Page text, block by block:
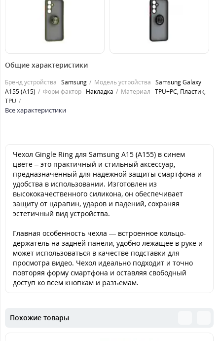
269 грн.
Общие характеристики
Бренд устройства Samsung Модель устройства Samsung Galaxy
A155 (A15)
Форм фактор Накладка Материал TPU+PC, Пластик,
TPU
Все характеристики
Чехол Gingle Ring для Samsung A15 (A155) в синем
цвете – это практичный и стильный аксессуар,
предназначенный для надежной защиты смартфона и
удобства в использовании. Изготовлен из
высококачественного силикона, он обеспечивает
защиту от царапин, ударов и падений, сохраняя
эстетичный вид устройства.
Главная особенность чехла — встроенное кольцо-
держатель на задней панели, удобно лежащее в руке и
может использоваться в качестве подставки для
просмотра видео. Чехол идеально подходит и точно
повторяя форму смартфона и оставляя свободный
доступ ко всем кнопкам и разъемам.
Похожие товары